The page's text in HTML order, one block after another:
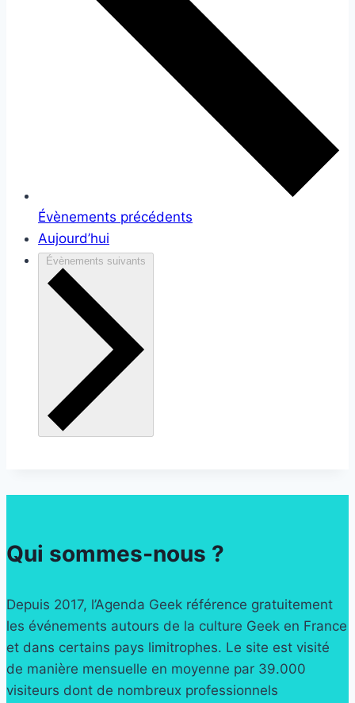
Évènements précédents
Aujourd’hui
Évènements suivants
Qui sommes-nous ?
Depuis 2017, l’Agenda Geek référence gratuitement
les événements autours de la culture Geek en France
et dans certains pays limitrophes. Le site est visité
de manière mensuelle en moyenne par 39.000
visiteurs dont de nombreux professionnels